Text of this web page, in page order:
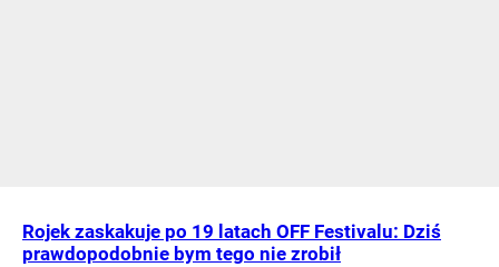
Rojek zaskakuje po 19 latach OFF Festivalu: Dziś
prawdopodobnie bym tego nie zrobił